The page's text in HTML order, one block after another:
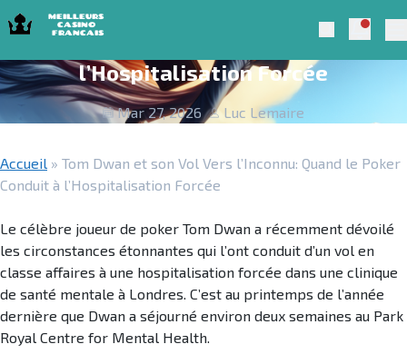
Skip to navigation
Skip to content
Meilleurs Casino Francais 2025
Search
Tom Dwan et son Vol Vers l’Inconnu:
Quand le Poker Conduit à
l’Hospitalisation Forcée
Mar 27, 2026 Luc Lemaire
Accueil » Tom Dwan et son Vol Vers l’Inconnu: Quand le Poker
Conduit à l’Hospitalisation Forcée
Le célèbre joueur de poker Tom Dwan a récemment dévoilé
les circonstances étonnantes qui l’ont conduit d’un vol en
classe affaires à une hospitalisation forcée dans une clinique
de santé mentale à Londres. C’est au printemps de l’année
dernière que Dwan a séjourné environ deux semaines au Park
Royal Centre for Mental Health.